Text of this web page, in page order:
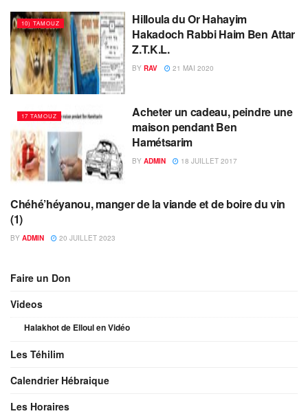
10) TAMOUZ
Hilloula du Or Hahayim
Hakadoch Rabbi Haim Ben Attar
Z.T.K.L.
BY RAV 21 MAI 2020
17 TAMOUZ
Acheter un cadeau, peindre une
maison pendant Ben
Hamétsarim
BY ADMIN 18 JUILLET 2017
17 TAMOUZ
Chéhé’héyanou, manger de la viande et de boire du vin
(1)
BY ADMIN 20 JUILLET 2023
Faire un Don
Videos
Halakhot de Elloul en Vidéo
Les Téhilim
Calendrier Hébraique
Les Horaires